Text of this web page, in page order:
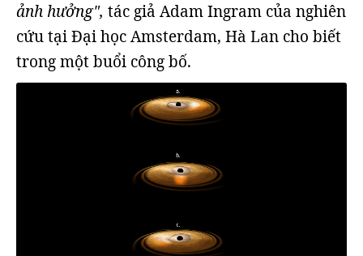
ảnh hưởng", tác giả Adam Ingram của nghiên
cứu tại Đại học Amsterdam, Hà Lan cho biết
trong một buổi công bố.